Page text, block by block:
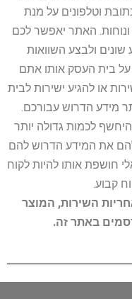
וטלפונים על מנת
האתר יאפשר לכם
ולבצע השוואות
בית העסק אותו אתם
או להגיע ישירות לבית
מידע הדרוש עבורכם.
לכמות גדולה יותר
את המידע הדרוש להם
חושפת אותו להיות לקוח
קבוע.
השירות, המוצר
באתר זה.